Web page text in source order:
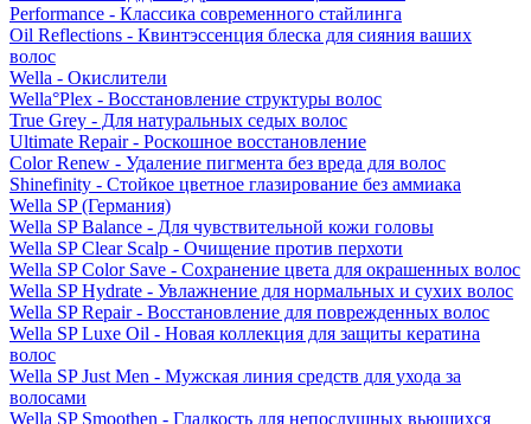
Performance - Классика современного стайлинга
Oil Reflections - Квинтэссенция блеска для сияния ваших
волос
Wella - Окислители
Wella°Plex - Восстановление структуры волос
True Grey - Для натуральных седых волос
Ultimate Repair - Роскошное восстановление
Color Renew - Удаление пигмента без вреда для волос
Shinefinity - Стойкое цветное глазирование без аммиака
Wella SP (Германия)
Wella SP Balance - Для чувствительной кожи головы
Wella SP Clear Scalp - Очищение против перхоти
Wella SP Color Save - Сохранение цвета для окрашенных волос
Wella SP Hydrate - Увлажнение для нормальных и сухих волос
Wella SP Repair - Восстановление для поврежденных волос
Wella SP Luxe Oil - Новая коллекция для защиты кератина
волос
Wella SP Just Men - Мужская линия средств для ухода за
волосами
Wella SP Smoothen - Гладкость для непослушных вьющихся